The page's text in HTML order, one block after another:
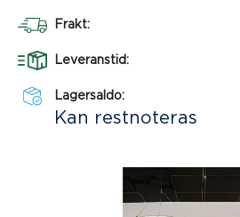
Frakt:
Leveranstid:
Lagersaldo:
Kan restnoteras